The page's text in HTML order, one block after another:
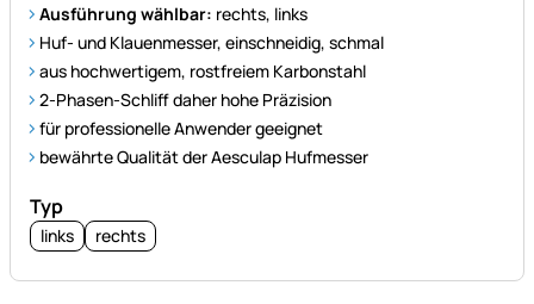
Ausführung wählbar: rechts, links
Huf- und Klauenmesser, einschneidig, schmal
aus hochwertigem, rostfreiem Karbonstahl
2-Phasen-Schliff daher hohe Präzision
für professionelle Anwender geeignet
bewährte Qualität der Aesculap Hufmesser
Typ
links rechts